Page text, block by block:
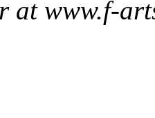
at www.f-